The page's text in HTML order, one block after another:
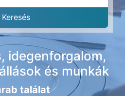
idegenforgalom,
és munkák
találat